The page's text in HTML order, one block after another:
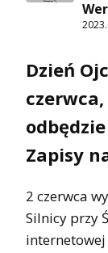
Dzień
Zapisy
2 czerwca
Silnicy przy
internetowej